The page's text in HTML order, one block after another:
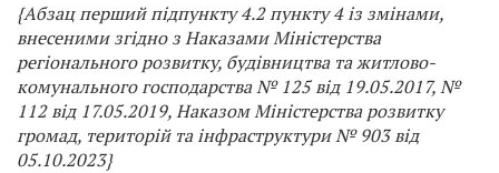
{Абзац перший підпункту 4.2 пункту 4 із змінами,
внесеними згідно зНаказами Міністерства
регіонального розвитку, будівництва та житлово-
комунального господарства№ 125 від 19.05.2017, №
112 від 17.05.2019, Наказом Міністерства розвитку
громад, територій та інфраструктури № 903 від
05.10.2023}